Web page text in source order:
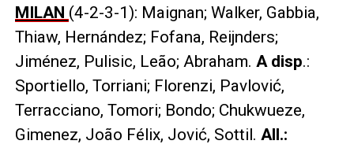
MILAN (4-2-3-1): Maignan; Walker, Gabbia,
Thiaw, Hernández; Fofana, Reijnders;
Jiménez, Pulisic, Leão; Abraham. A disp.:
Sportiello, Torriani; Florenzi, Pavlović,
Terracciano, Tomori; Bondo; Chukwueze,
Gimenez, João Félix, Jović, Sottil. All.: